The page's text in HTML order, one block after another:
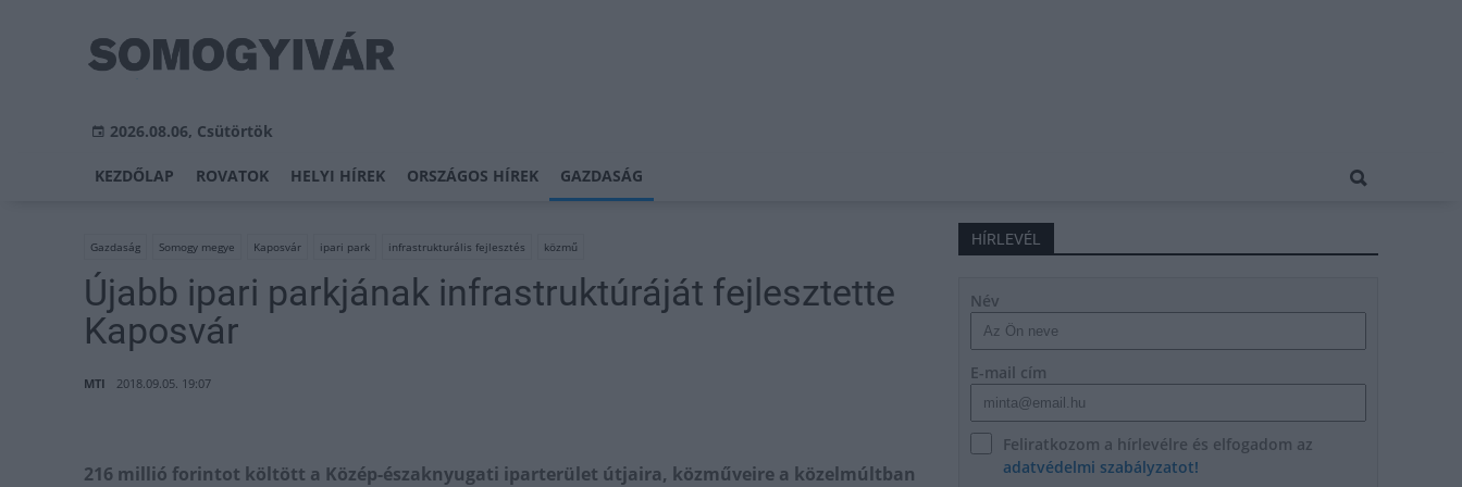
2026.08.06, Csütörtök
KEZDŐLAP ROVATOK HELYI HÍREK ORSZÁGOS HÍREK GAZDASÁG
Gazdaság Somogy megye Kaposvár ipari park infrastrukturális fejlesztés közmű
Újabb ipari parkjának infrastruktúráját fejlesztette
Kaposvár
MTI 2018.09.05. 19:07
216 millió forintot költött a Közép-északnyugati iparterület útjaira, közműveire a közelmúltban
HÍRLEVÉL
Név
E-mail cím
Feliratkozom a hírlevélre és elfogadom az
adatvédelmi szabályzatot!